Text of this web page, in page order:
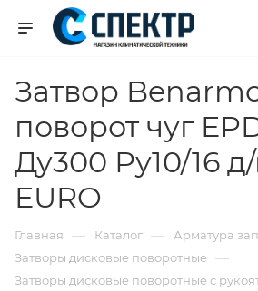
Затвор
поворот чуг
Ду300 Ру10/16
EURO
Главная — Каталог — Арматура
Затворы дисковые поворотные —
Затворы дисковые поворотные с